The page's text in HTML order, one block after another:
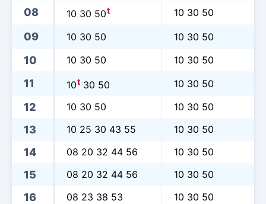
08 10 30 50t 10 30 50
09 10 30 50 10 30 50
10 10 30 50 10 30 50
11 10t 30 50 10 30 50
12 10 30 50 10 30 50
13 10 25 30 43 55 10 30 50
14 08 20 32 44 56 10 30 50
15 08 20 32 44 56 10 30 50
16 08 23 38 53 10 30 50